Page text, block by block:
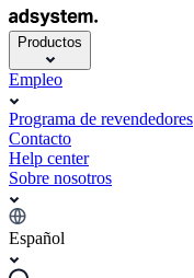
Productos
Empleo
Programa de revendedores
Contacto
Help center
Sobre nosotros
Español